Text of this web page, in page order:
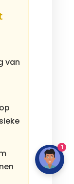
van
1